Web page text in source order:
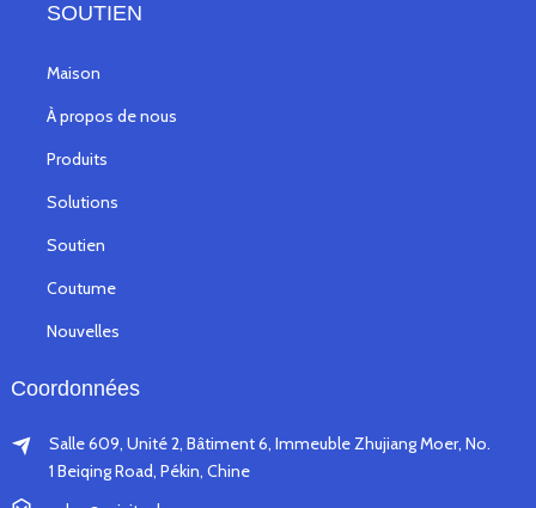
SOUTIEN
Maison
À propos de nous
Produits
Solutions
Soutien
Coutume
Nouvelles
Coordonnées
Salle 609, Unité 2, Bâtiment 6, Immeuble Zhujiang Moer, No.
1 Beiqing Road, Pékin, Chine